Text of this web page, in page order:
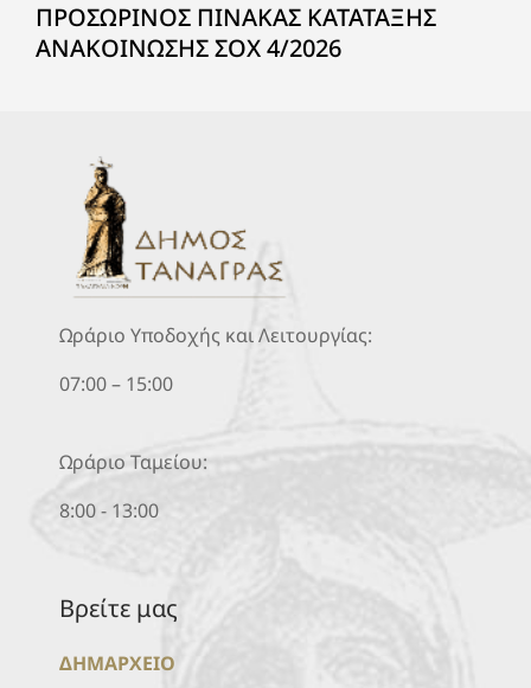
ΠΡΟΣΩΡΙΝΟΣ ΠΙΝΑΚΑΣ ΚΑΤΑΤΑΞΗΣ
ΑΝΑΚΟΙΝΩΣΗΣ ΣΟΧ 4/2026
Ωράριο Υποδοχής και Λειτουργίας:
07:00 – 15:00
Ωράριο Ταμείου:
8:00 - 13:00
Βρείτε μας
ΔΗΜΑΡΧΕΙΟ